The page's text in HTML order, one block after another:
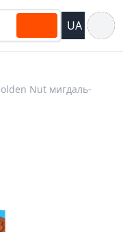
UA
Nut мигдаль-